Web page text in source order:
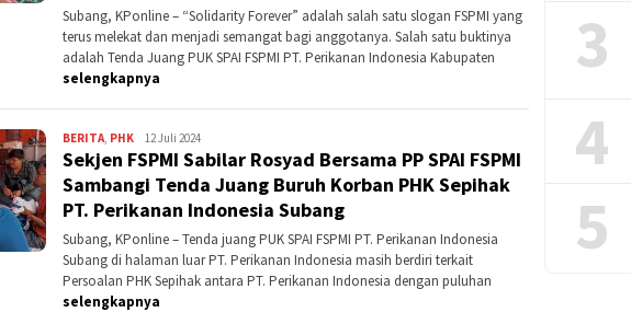
Subang, KPonline – “Solidarity Forever” adalah salah satu slogan FSPMI yang
terus melekat dan menjadi semangat bagi anggotanya. Salah satu buktinya
adalah Tenda Juang PUK SPAI FSPMI PT. Perikanan Indonesia Kabupaten
selengkapnya
BERITA, PHK Kontributor
Karawang
12 Juli 2024
Sekjen FSPMI Sabilar Rosyad Bersama PP SPAI FSPMI
Sambangi Tenda Juang Buruh Korban PHK Sepihak
PT. Perikanan Indonesia Subang
Subang, KPonline – Tenda juang PUK SPAI FSPMI PT. Perikanan Indonesia
Subang di halaman luar PT. Perikanan Indonesia masih berdiri terkait
Persoalan PHK Sepihak antara PT. Perikanan Indonesia dengan puluhan
selengkapnya
3
4
5